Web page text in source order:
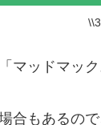
マッドマッ
合もあるの